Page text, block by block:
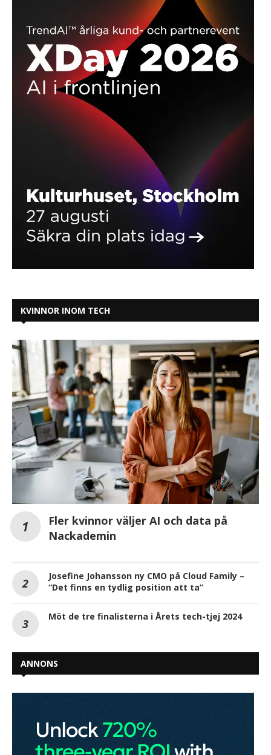
KVINNOR INOM TECH
Fler kvinnor väljer AI och data på
Nackademin
Josefine Johansson ny CMO på Cloud Family –
“Det finns en tydlig position att ta”
Möt de tre finalisterna i Årets tech-tjej 2024
ANNONS